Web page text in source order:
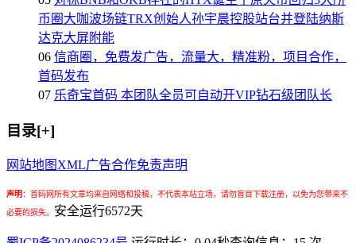
币圈大咖波场链TRX创始人孙宇晨控股站台并登陆纳斯
达克大屏附能
06 信商圈，免费发广告，流量大，精准粉，项目合作，
首码发布
07 乐奇宝首码 本团队全员可自动开VIP钻石级团队长
目录[+]
网站地图 XML广告合作免责声明
声明： 首码网所有文章均来自网络和投稿，不代表本站立场，请勿盲目下载注册，以免为您带来不
必要的损失。 安全运行6572天